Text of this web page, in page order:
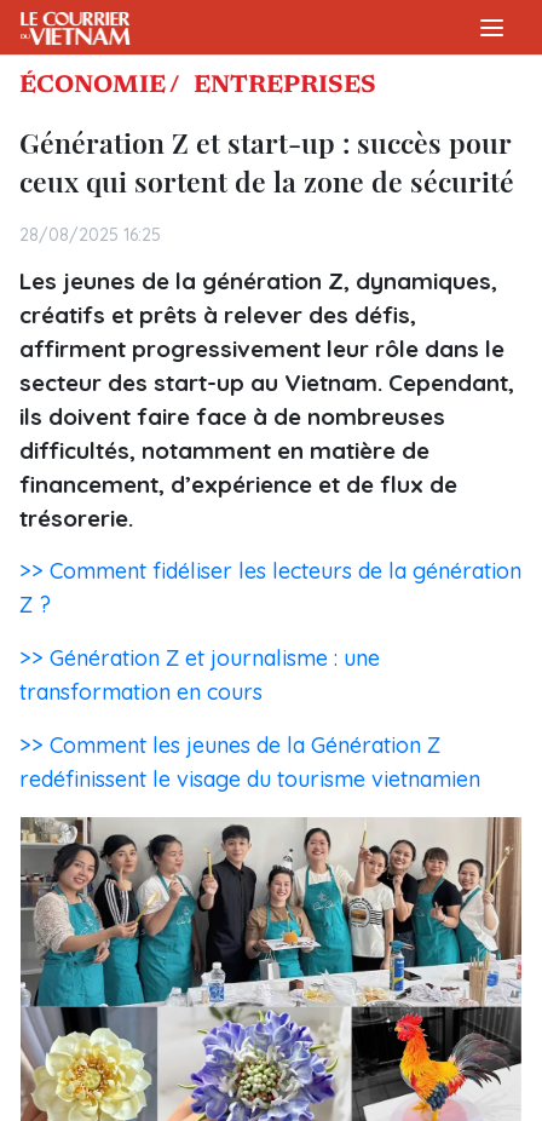
ÉCONOMIE / ENTREPRISES
Génération Z et start-up : succès pour
ceux qui sortent de la zone de sécurité
28/08/2025 16:25
Les jeunes de la génération Z, dynamiques,
créatifs et prêts à relever des défis,
affirment progressivement leur rôle dans le
secteur des start-up au Vietnam. Cependant,
ils doivent faire face à de nombreuses
difficultés, notamment en matière de
financement, d’expérience et de flux de
trésorerie.
>> Comment fidéliser les lecteurs de la génération
Z ?
>> Génération Z et journalisme : une
transformation en cours
>> Comment les jeunes de la Génération Z
redéfinissent le visage du tourisme vietnamien